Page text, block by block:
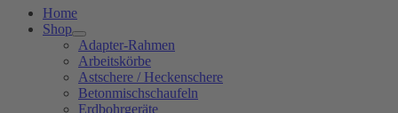
Home
Shop
Adapter-Rahmen
Arbeitskörbe
Astschere / Heckenschere
Betonmischschaufeln
Erdbohrgeräte